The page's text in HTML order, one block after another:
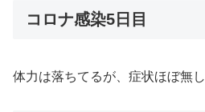
コロナ感染5日目
体力は落ちてるが、症状ほぼ無し